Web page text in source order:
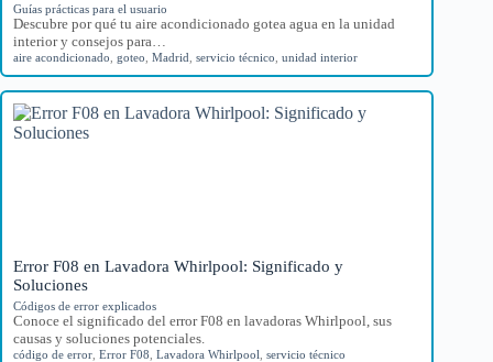
Guías prácticas para el usuario
Descubre por qué tu aire acondicionado gotea agua en la unidad
interior y consejos para…
aire acondicionado goteo Madrid servicio técnico unidad interior
Error F08 en Lavadora Whirlpool: Significado y
Soluciones
Códigos de error explicados
Conoce el significado del error F08 en lavadoras Whirlpool, sus
causas y soluciones potenciales.
código de error Error F08 Lavadora Whirlpool servicio técnico